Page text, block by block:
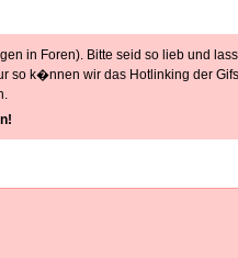
in Foren). Bitte seid so lieb und
so k�nnen wir das Hotlinking der Gifs